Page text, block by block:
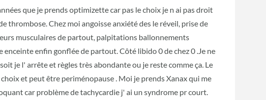
que je prends optimizette car pas le choix je n ai pas droit
thrombose. Chez moi angoisse anxiété des le réveil, prise de
musculaires de partout, palpitations ballonnements
enfin gonflée de partout. Côté libido 0 de chez 0 .Je ne
je l' arrête et règles très abondante ou je reste comme ça. Le
et peut être periménopause . Moi je prends Xanax qui me
car problème de tachycardie j' ai un syndrome pr court.